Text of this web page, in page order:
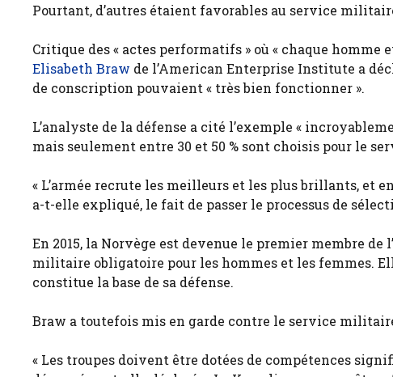
Pourtant, d’autres étaient favorables au service
Critique des « actes performatifs » où « chaque
Elisabeth Braw de l’American Enterprise Institute a
de conscription pouvaient « très bien fonctionner ».
L’analyste de la défense a cité l’exemple «
mais seulement entre 30 et 50 % sont choisis pour le
« L’armée recrute les meilleurs et les plus brillants, et
a-t-elle expliqué, le fait de passer le processus de
En 2015, la Norvège est devenue le premier membre
militaire obligatoire pour les hommes et les femmes.
constitue la base de sa défense.
Braw a toutefois mis en garde contre le service
« Les troupes doivent être dotées de compétences